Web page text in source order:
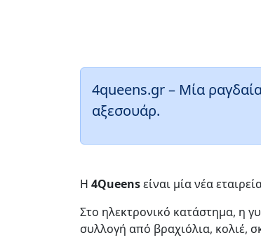
4queens.gr – Μία
αξεσουάρ.
Η 4Queensείναι μία νέα
Στο ηλεκτρονικό κατάστημα, η
συλλογή από βραχιόλια, κολιέ,